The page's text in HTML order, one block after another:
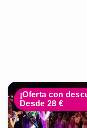
¡Oferta con
Desde 28 €